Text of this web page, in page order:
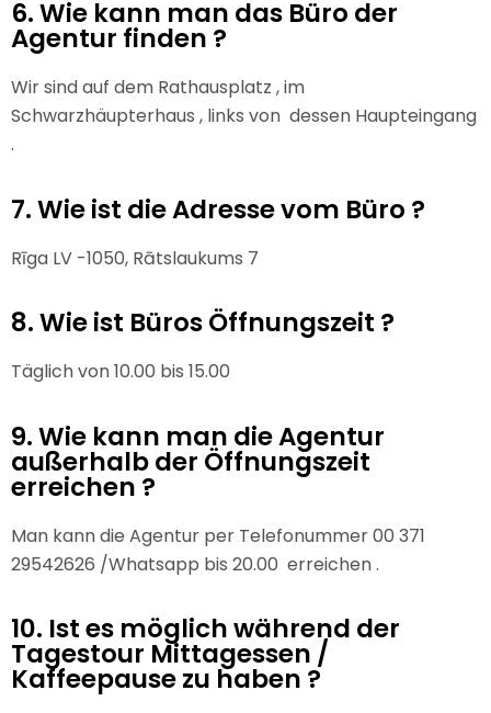
6. Wie kann man das Büro der
Agentur finden ?
Wir sind auf dem Rathausplatz , im
Schwarzhäupterhaus , links von dessen Haupteingang
.
7. Wie ist die Adresse vom Büro ?
Rīga LV -1050, Rātslaukums 7
8. Wie ist Büros Öffnungszeit ?
Täglich von 10.00 bis 15.00
9. Wie kann man die Agentur
außerhalb der Öffnungszeit
erreichen ?
Man kann die Agentur per Telefonummer 00 371
29542626 /Whatsapp bis 20.00 erreichen .
10. Ist es möglich während der
Tagestour Mittagessen /
Kaffeepause zu haben ?